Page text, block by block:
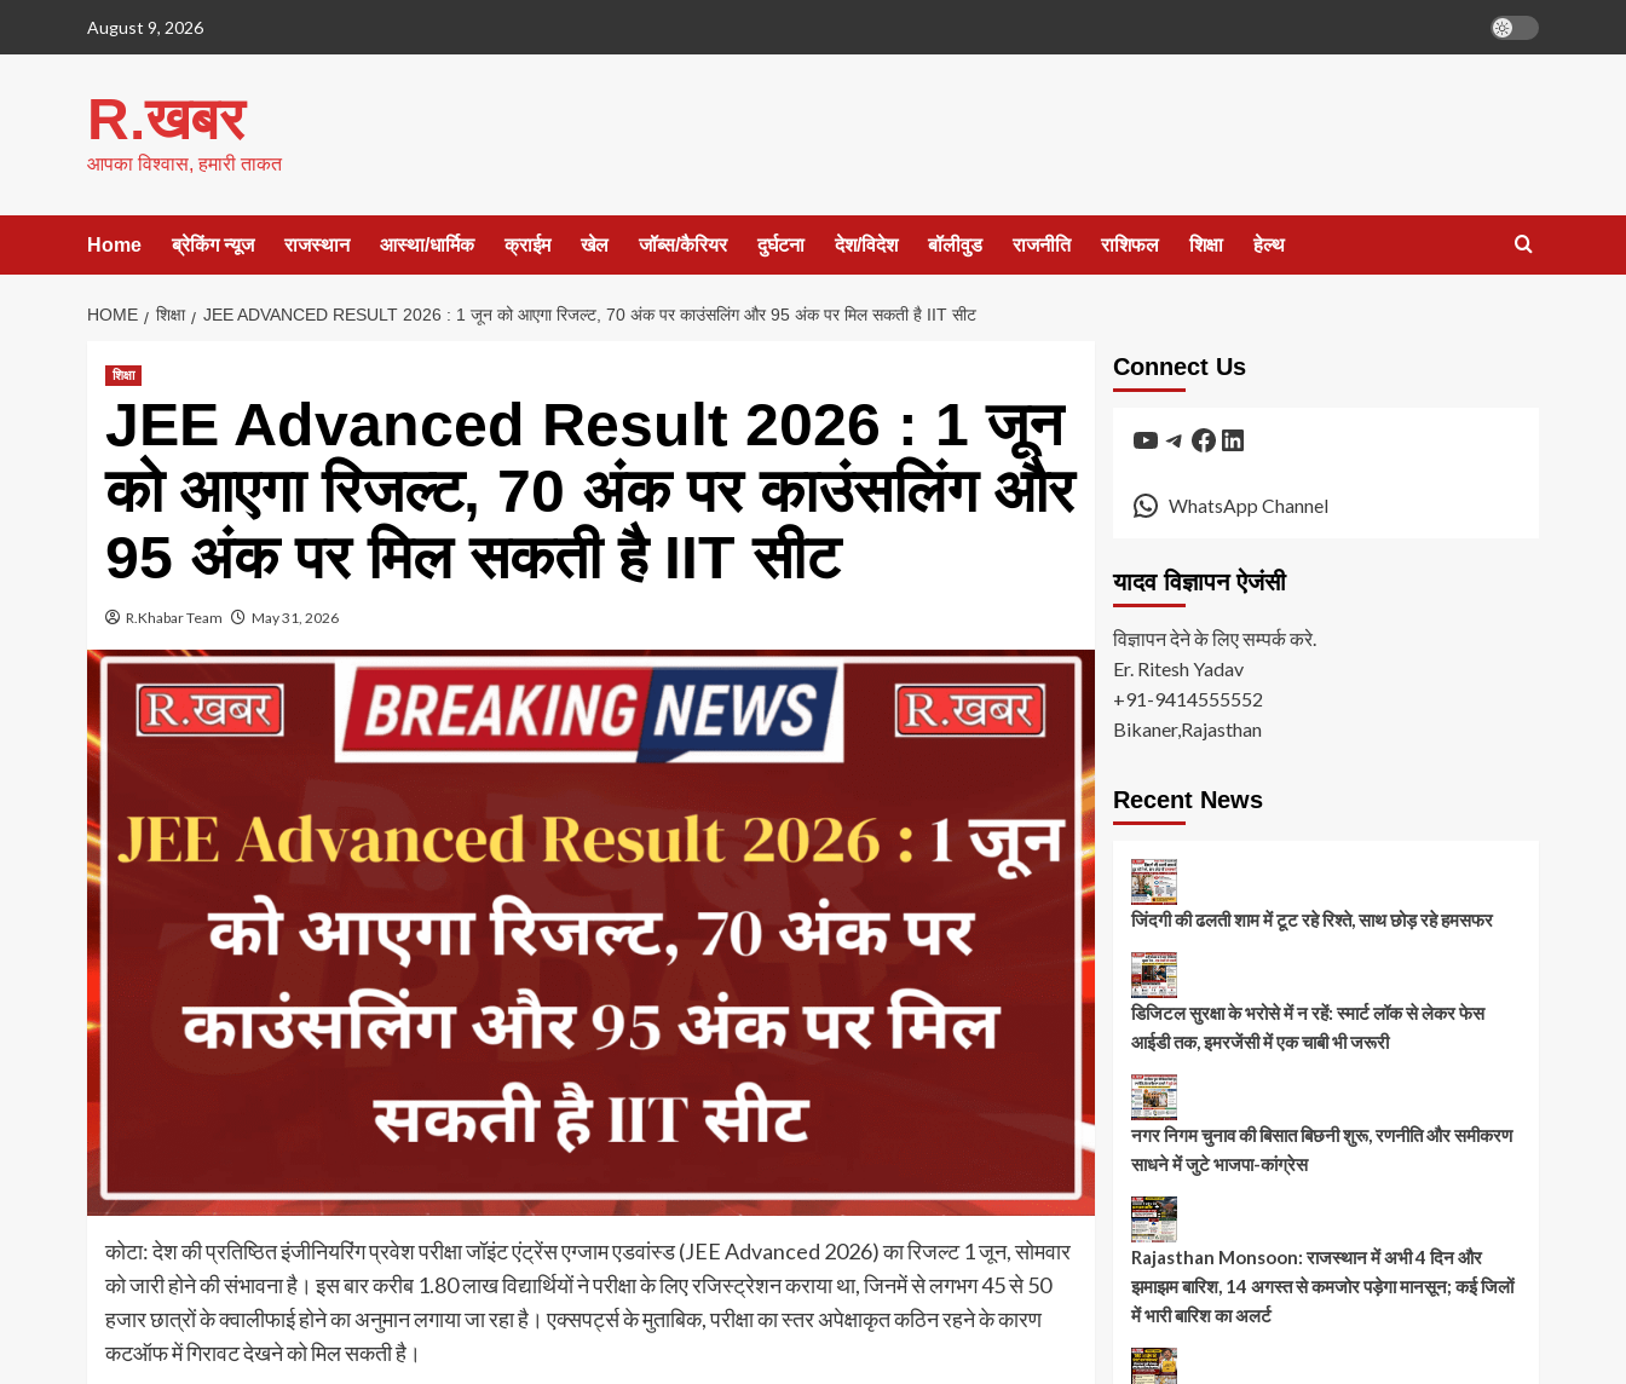
August 9, 2026
R.खबर
आपका विश्वास, हमारी ताकत
Home ब्रेकिंग न्यूज राजस्थान आस्था/धार्मिक क्राईम खेल जॉब्स/कैरियर दुर्घटना देश/विदेश बॉलीवुड राजनीति राशिफल शिक्षा हेल्थ
HOME शिक्षा JEE ADVANCED RESULT 2026 : 1 जून को आएगा रिजल्ट, 70 अंक पर काउंसलिंग और 95 अंक पर मिल सकती है IIT सीट
शिक्षा
JEE Advanced Result 2026 : 1 जून
को आएगा रिजल्ट, 70 अंक पर काउंसलिंग और
95 अंक पर मिल सकती है IIT सीट
R.Khabar Team May 31, 2026
कोटा: देश की प्रतिष्ठित इंजीनियरिंग प्रवेश परीक्षा जॉइंट एंट्रेंस एग्जाम एडवांस्ड (JEE Advanced 2026) का रिजल्ट 1 जून, सोमवार
को जारी होने की संभावना है। इस बार करीब 1.80 लाख विद्यार्थियों ने परीक्षा के लिए रजिस्ट्रेशन कराया था, जिनमें से लगभग 45 से 50
हजार छात्रों के क्वालीफाई होने का अनुमान लगाया जा रहा है। एक्सपर्ट्स के मुताबिक, परीक्षा का स्तर अपेक्षाकृत कठिन रहने के कारण
कटऑफ में गिरावट देखने को मिल सकती है।
Connect Us
YouTube
Telegram
Facebook
LinkedIn
WhatsApp Channel
यादव विज्ञापन ऐजंसी
विज्ञापन देने के लिए सम्पर्क करे.
Er. Ritesh Yadav
+91-9414555552
Bikaner,Rajasthan
Recent News
जिंदगी की ढलती शाम में टूट रहे रिश्ते, साथ छोड़ रहे हमसफर
डिजिटल सुरक्षा के भरोसे में न रहें: स्मार्ट लॉक से लेकर फेस
आईडी तक, इमरजेंसी में एक चाबी भी जरूरी
नगर निगम चुनाव की बिसात बिछनी शुरू, रणनीति और समीकरण
साधने में जुटे भाजपा-कांग्रेस
Rajasthan Monsoon: राजस्थान में अभी 4 दिन और
झमाझम बारिश, 14 अगस्त से कमजोर पड़ेगा मानसून; कई जिलों
में भारी बारिश का अलर्ट